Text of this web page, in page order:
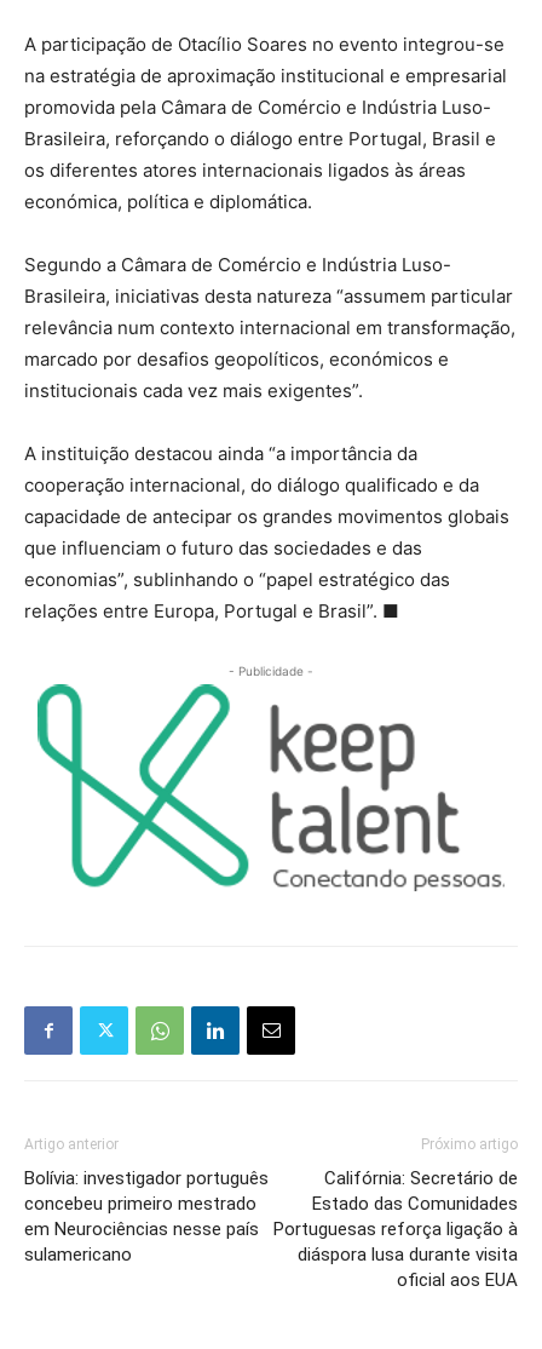
A participação de Otacílio Soares no evento integrou-se
na estratégia de aproximação institucional e empresarial
promovida pela Câmara de Comércio e Indústria Luso-
Brasileira, reforçando o diálogo entre Portugal, Brasil e
os diferentes atores internacionais ligados às áreas
económica, política e diplomática.
Segundo a Câmara de Comércio e Indústria Luso-
Brasileira, iniciativas desta natureza “assumem particular
relevância num contexto internacional em transformação,
marcado por desafios geopolíticos, económicos e
institucionais cada vez mais exigentes”.
A instituição destacou ainda “a importância da
cooperação internacional, do diálogo qualificado e da
capacidade de antecipar os grandes movimentos globais
que influenciam o futuro das sociedades e das
economias”, sublinhando o “papel estratégico das
relações entre Europa, Portugal e Brasil”. ■
- Publicidade -
Artigo anterior
Bolívia: investigador português
concebeu primeiro mestrado
em Neurociências nesse país
sulamericano
Próximo artigo
Califórnia: Secretário de
Estado das Comunidades
Portuguesas reforça ligação à
diáspora lusa durante visita
oficial aos EUA